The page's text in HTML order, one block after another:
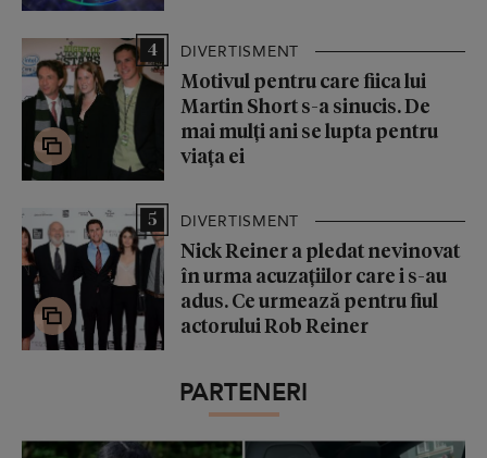
4 DIVERTISMENT
Motivul pentru care fiica lui
Martin Short s-a sinucis. De
mai mulți ani se lupta pentru
viața ei
5 DIVERTISMENT
Nick Reiner a pledat nevinovat
în urma acuzațiilor care i s-au
adus. Ce urmează pentru fiul
actorului Rob Reiner
PARTENERI